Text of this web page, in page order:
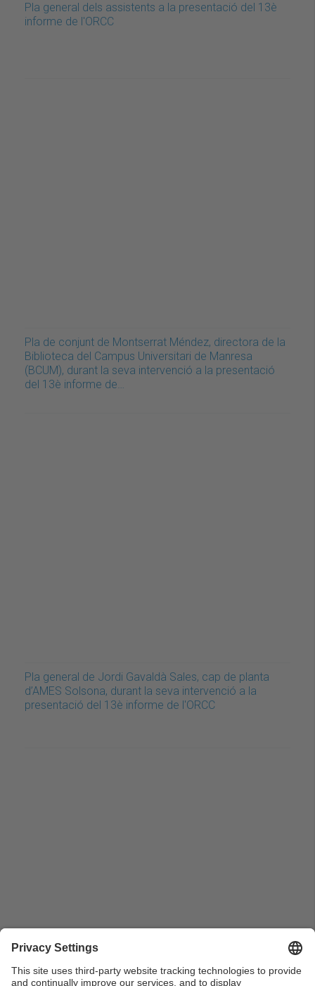
Pla general dels assistents a la presentació del 13è
informe de l'ORCC
Pla de conjunt de Montserrat Méndez, directora de la
Biblioteca del Campus Universitari de Manresa
(BCUM), durant la seva intervenció a la presentació
del 13è informe de…
Pla general de Jordi Gavaldà Sales, cap de planta
d’AMES Solsona, durant la seva intervenció a la
presentació del 13è informe de l'ORCC